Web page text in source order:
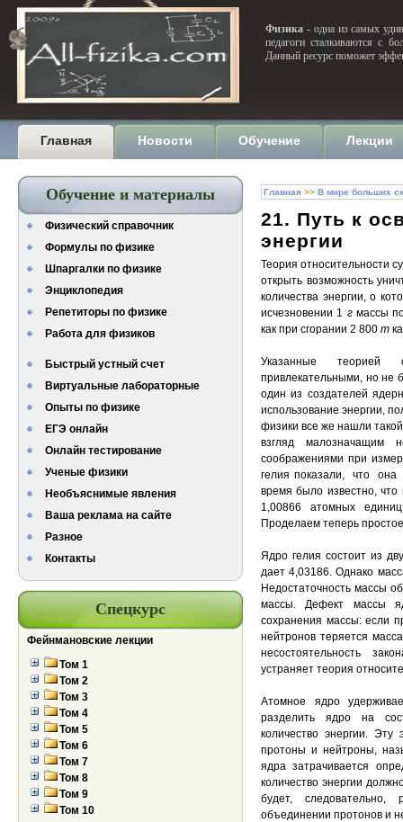
Физика - одна из самых
педагоги сталкиваются с
Данный ресурс поможет
Главная Новости Обучение Лекции
Обучение и материалы
Физический справочник
Формулы по физике
Шпаргалки по физике
Энциклопедия
Репетиторы по физике
Работа для физиков
Быстрый устный счет
Виртуальные лабораторные
Опыты по физике
ЕГЭ онлайн
Онлайн тестирование
Ученые физики
Необъяснимые явления
Ваша реклама на сайте
Разное
Контакты
Спецкурс
Фейнмановские лекции
Том 1
Том 2
Том 3
Том 4
Том 5
Том 6
Том 7
Том 8
Том 9
Том 10
Главная >> В мире больших
21. Путь к
энергии
Теория относительности
открыть возможность
количества энергии, о
исчезновении 1 г массы
как при сгорании 2 800 т
Указанные теорией
привлекательными, но не
один из создателей
использование энергии,
физики все же нашли
взгляд малозначащим
соображениями при
гелия показали, что
время было известно,
1,00866 атомных
Проделаем теперь
Ядро гелия состоит из
дает 4,03186. Однако
Недостаточность массы
массы. Дефект массы
сохранения массы: если
нейтронов теряется
несостоятельность
устраняет теория
Атомное ядро
разделить ядро на
количество энергии.
протоны и нейтроны,
ядра затрачивается
количество энергии
будет,
объединении протонов и